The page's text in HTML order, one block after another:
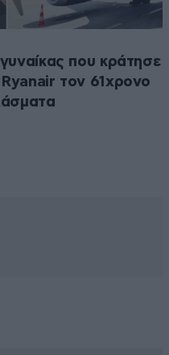
που κράτησε
τον 61χρονο